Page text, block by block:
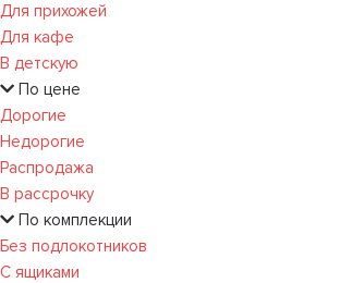
Для прихожей
Для кафе
В детскую
По цене
Дорогие
Недорогие
Распродажа
В рассрочку
По комплекции
Без подлокотников
С ящиками